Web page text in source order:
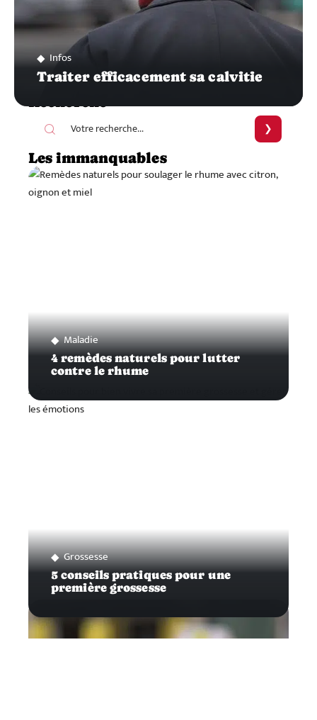
Infos
Traiter efficacement sa calvitie
Recherche
Les immanquables
Maladie
4 remèdes naturels pour lutter
contre le rhume
Grossesse
5 conseils pratiques pour une
première grossesse